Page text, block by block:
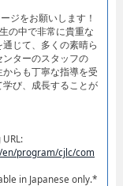
ジをお願いします！
の中で非常に貴重な
じて、多くの素晴ら
ターのスタッフの
らも丁寧な指導を受
び、成長することが
program/cjlc/com
in Japanese only.*